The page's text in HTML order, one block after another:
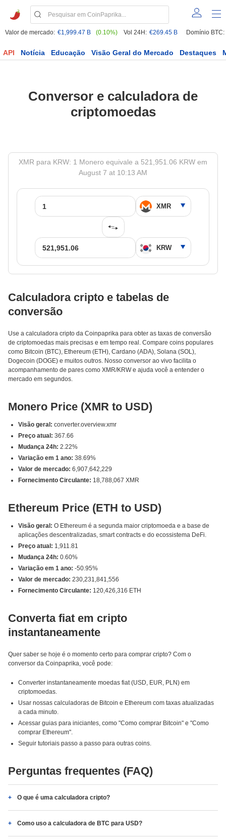
Valor de mercado: €1,999.47 B (0.10%) Vol 24H: €269.45 B Domínio BTC:
API Notícia Educação Visão Geral do Mercado Destaques
Conversor e calculadora de
criptomoedas
XMR para KRW: 1 Monero equivale a 521,951.06 KRW em
August 7 at 10:13 AM
Calculadora cripto e tabelas de
conversão
Use a calculadora cripto da Coinpaprika para obter as taxas de conversão
de criptomoedas mais precisas e em tempo real. Compare coins populares
como Bitcoin (BTC), Ethereum (ETH), Cardano (ADA), Solana (SOL),
Dogecoin (DOGE) e muitos outros. Nosso conversor ao vivo facilita o
acompanhamento de pares como XMR/KRW e ajuda você a entender o
mercado em segundos.
Monero Price (XMR to USD)
Visão geral: converter.overview.xmr
Preço atual: 367.66
Mudança 24h: 2.22%
Variação em 1 ano: 38.69%
Valor de mercado: 6,907,642,229
Fornecimento Circulante: 18,788,067 XMR
Ethereum Price (ETH to USD)
Visão geral: O Ethereum é a segunda maior criptomoeda e a base de
aplicações descentralizadas, smart contracts e do ecossistema DeFi.
Preço atual: 1,911.81
Mudança 24h: 0.60%
Variação em 1 ano: -50.95%
Valor de mercado: 230,231,841,556
Fornecimento Circulante: 120,426,316 ETH
Converta fiat em cripto
instantaneamente
Quer saber se hoje é o momento certo para comprar cripto? Com o
conversor da Coinpaprika, você pode:
Converter instantaneamente moedas fiat (USD, EUR, PLN) em
criptomoedas.
Usar nossas calculadoras de Bitcoin e Ethereum com taxas atualizadas
a cada minuto.
Acessar guias para iniciantes, como "Como comprar Bitcoin" e "Como
comprar Ethereum".
Seguir tutoriais passo a passo para outras coins.
Perguntas frequentes (FAQ)
O que é uma calculadora cripto?
Como uso a calculadora de BTC para USD?